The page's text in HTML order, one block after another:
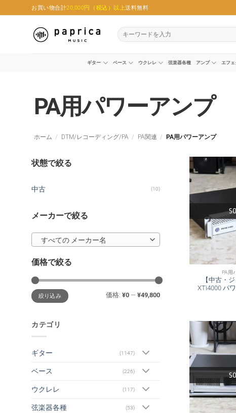
to
お買い物合計20,000円（税込）以上送料無料
検
索
ギター ベース ウクレレ 弦楽器各種 アンプ エフ
PA用パワーアンプ
ホーム / DTM/レコーディング/PA / PA関連 / PA用パワーアンプ
状態で絞る
中古 (10)
メーカーで絞る
すべての メーカー名
価格で絞る
最
低
価
最
高
価
絞り込み 価格: ¥0— ¥49,800
カテゴリ
ギター (1147)
ベース (226)
ウクレレ (117)
弦楽器各種 (53)
PA用
【中古・
XTi4000 パ